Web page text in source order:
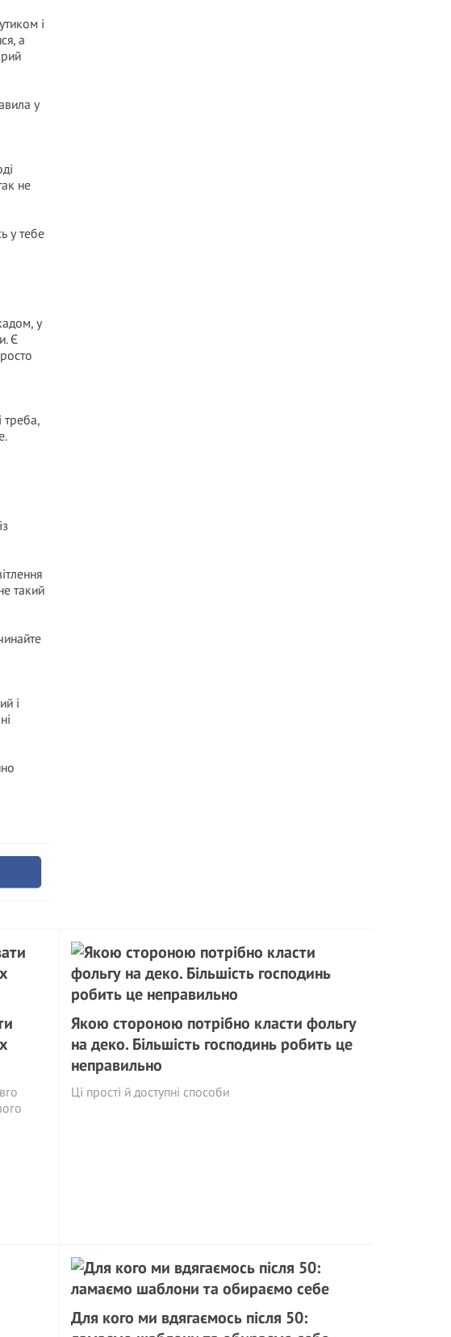
і
а
у
не
у тебе
у
Є
треба,
такий
і
Якою стороною потрібно класти фольгу
на деко. Більшість господинь робить це
неправильно
Ці прості й доступні способи
Для кого ми вдягаємось після 50: